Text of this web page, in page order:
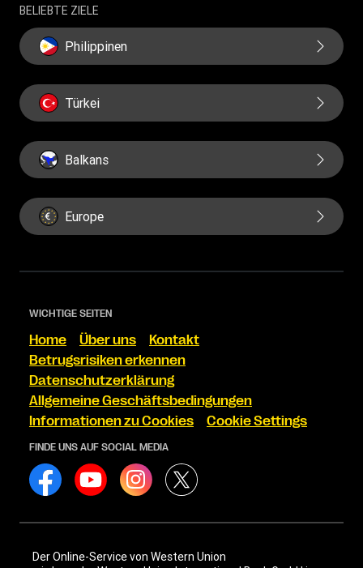
BELIEBTE ZIELE
Philippinen
Türkei
Balkans
Europe
WICHTIGE SEITEN
Home Über uns
Kontakt
Betrugsrisiken erkennen
Datenschutzerklärung
Allgemeine Geschäftsbedingungen
Informationen zu Cookies
Cookie Settings
FINDE UNS AUF SOCIAL MEDIA
Der Online-Service von Western Union